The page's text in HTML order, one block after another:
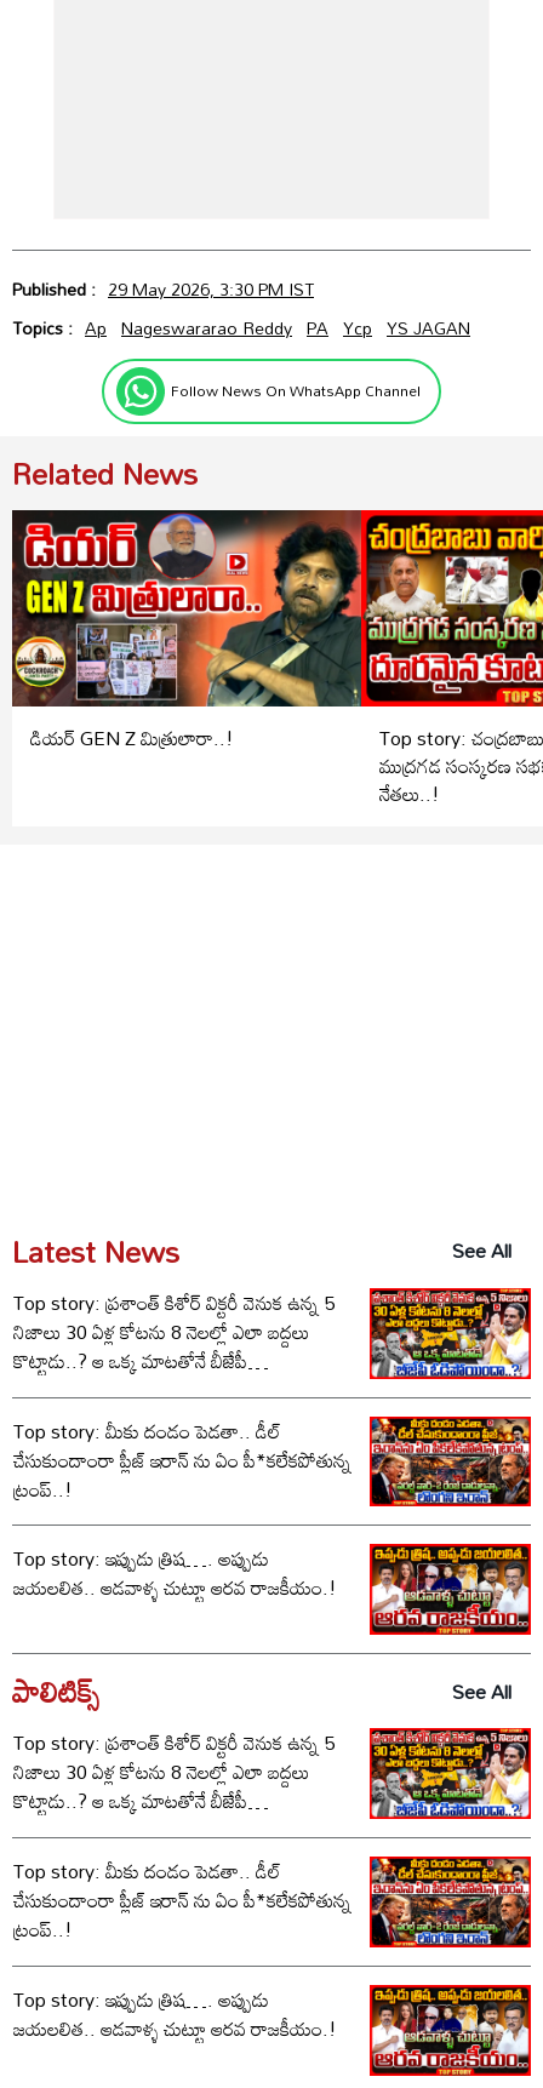
Published : 29 May 2026, 3:30 PM IST
Topics : Ap Nageswararao Reddy PA Ycp YS JAGAN
Follow News On WhatsApp Channel
Related News
డియర్ GEN Z మిత్రులారా..! Top story:
ముద్రగడ సంస్కరణ
నేతలు..!
Latest News
See All
Top story: ప్రశాంత్ కిశోర్ విక్టరీ వెనుక ఉన్న 5
నిజాలు 30 ఏళ్ల కోటను 8 నెలల్లో ఎలా బద్దలు
కొట్టాడు..? ఆ ఒక్క మాటతోనే బీజేపీ
ఓడిపోయిందా..?
Top story: మీకు దండం పెడతా.. డీల్
చేసుకుందాంరా ప్లీజ్ ఇరాన్ ను ఏం పీ*కలేకపోతున్న
ట్రంప్..!
Top story: ఇప్పుడు త్రిష…. అప్పుడు
జయలలిత.. ఆడవాళ్ళ చుట్టూ ఆరవ రాజకీయం.!
పాలిటిక్స్‌
See All
Top story: ప్రశాంత్ కిశోర్ విక్టరీ వెనుక ఉన్న 5
నిజాలు 30 ఏళ్ల కోటను 8 నెలల్లో ఎలా బద్దలు
కొట్టాడు..? ఆ ఒక్క మాటతోనే బీజేపీ
ఓడిపోయిందా..?
Top story: మీకు దండం పెడతా.. డీల్
చేసుకుందాంరా ప్లీజ్ ఇరాన్ ను ఏం పీ*కలేకపోతున్న
ట్రంప్..!
Top story: ఇప్పుడు త్రిష…. అప్పుడు
జయలలిత.. ఆడవాళ్ళ చుట్టూ ఆరవ రాజకీయం.!